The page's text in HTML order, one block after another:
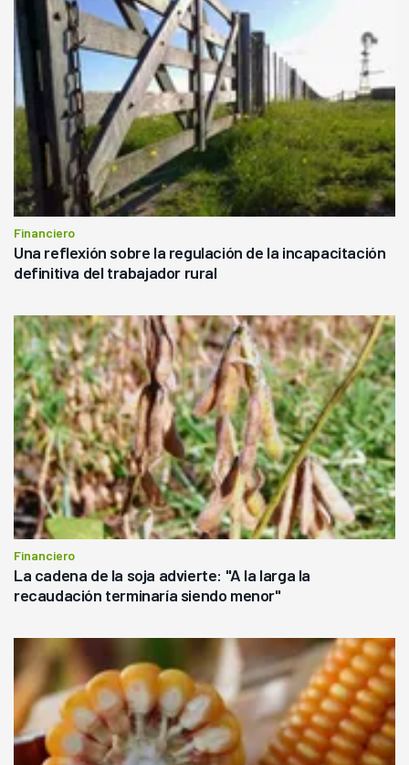
Financiero
Una reflexión sobre la regulación de la incapacitación
definitiva del trabajador rural
Financiero
La cadena de la soja advierte: "A la larga la
recaudación terminaría siendo menor"